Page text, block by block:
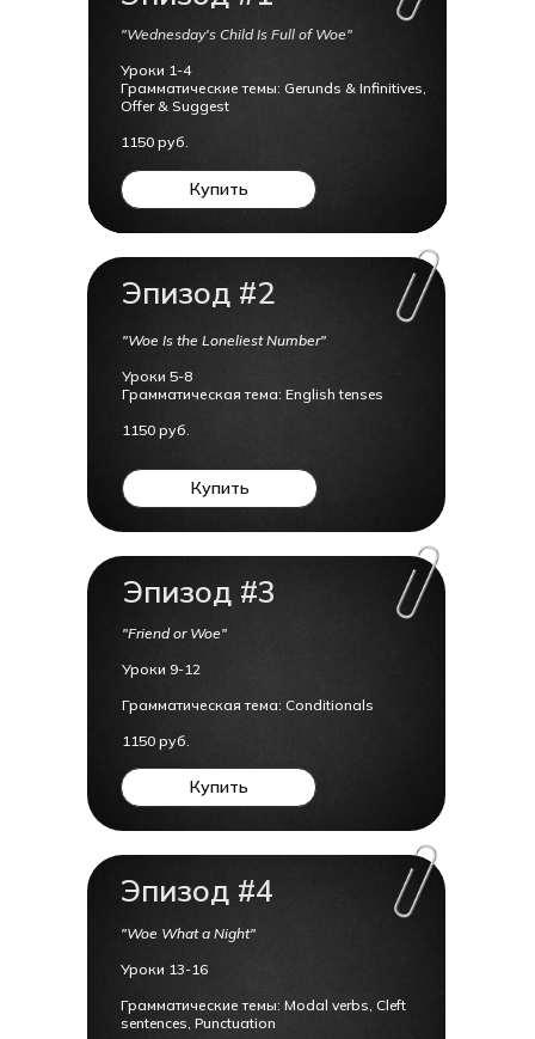
Эпизод #4
"Woe What a Night"
Уроки 13-16
Грамматические темы: Modal verbs, Cleft
sentences, Punctuation
Эпизод #3
"Friend or Woe"
Уроки 9-12
Грамматическая тема: Conditionals
1150 руб.
Купить
Купить
"Woe Is the Loneliest Number"
Уроки 5-8
Грамматическая тема: English tenses
1150 руб.
Эпизод #2
"Wednesday's Child Is Full of Woe"
Уроки 1-4
Грамматические темы: Gerunds & Infinitives,
Offer & Suggest
1150 руб.
Купить